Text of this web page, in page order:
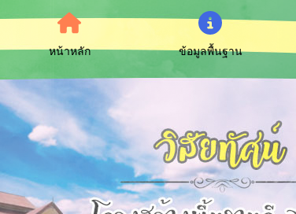
หน้าหลัก ข้อมูลพื้นฐาน